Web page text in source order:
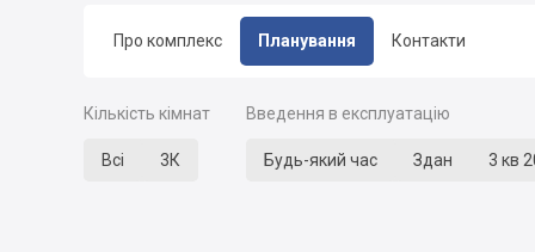
Про комплекс Планування Контакти
Кількість кімнат
Всі 3К
Введення в експлуатацію
Будь-який час Здан 3 кв